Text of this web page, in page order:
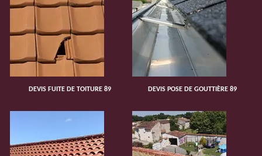
DEVIS FUITE DE TOITURE 89 DEVIS POSE DE GOUTTIÈRE 89